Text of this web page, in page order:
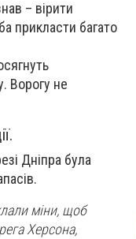
– вірити
прикласти багато
Ворогу не
Дніпра була
міни, щоб
Херсона,